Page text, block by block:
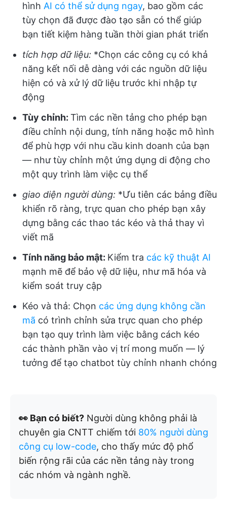
hình AI có thể sử dụng ngay, bao gồm các
tùy chọn đã được đào tạo sẵn có thể giúp
bạn tiết kiệm hàng tuần thời gian phát triển
tích hợp dữ liệu: *Chọn các công cụ có khả
năng kết nối dễ dàng với các nguồn dữ liệu
hiện có và xử lý dữ liệu trước khi nhập tự
động
Tùy chỉnh: Tìm các nền tảng cho phép bạn
điều chỉnh nội dung, tính năng hoặc mô hình
để phù hợp với nhu cầu kinh doanh của bạn
— như tùy chỉnh một ứng dụng di động cho
một quy trình làm việc cụ thể
giao diện người dùng: *Ưu tiên các bảng điều
khiển rõ ràng, trực quan cho phép bạn xây
dựng bằng các thao tác kéo và thả thay vì
viết mã
Tính năng bảo mật: Kiểm tra các kỹ thuật AI
mạnh mẽ để bảo vệ dữ liệu, như mã hóa và
kiểm soát truy cập
Kéo và thả: Chọn các ứng dụng không cần
mã có trình chỉnh sửa trực quan cho phép
bạn tạo quy trình làm việc bằng cách kéo
các thành phần vào vị trí mong muốn — lý
tưởng để tạo chatbot tùy chỉnh nhanh chóng
👀 Bạn có biết? Người dùng không phải là
chuyên gia CNTT chiếm tới 80% người dùng
công cụ low-code, cho thấy mức độ phổ
biến rộng rãi của các nền tảng này trong
các nhóm và ngành nghề.